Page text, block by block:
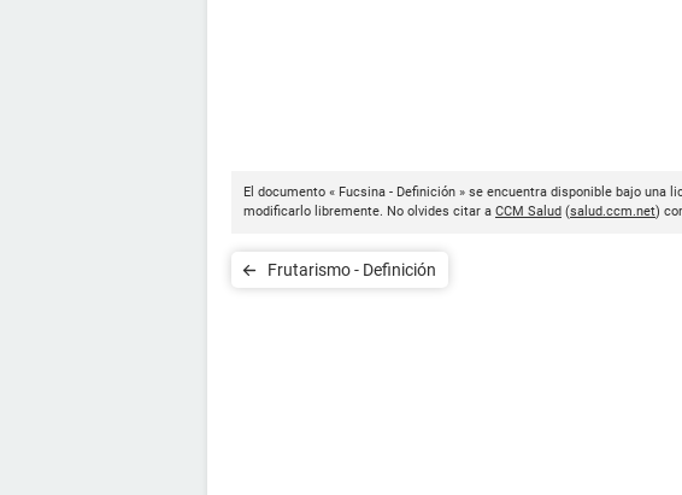
El documento « Fucsina - Definición » se encuentra disponible bajo una
modificarlo libremente. No olvides citar a CCM Salud (salud.ccm.net)
Frutarismo - Definición